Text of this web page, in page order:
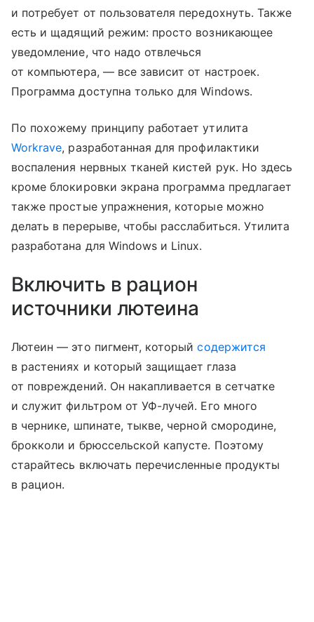
и потребует от пользователя передохнуть. Также
есть и щадящий режим: просто возникающее
уведомление, что надо отвлечься
от компьютера, — все зависит от настроек.
Программа доступна только для Windows.
По похожему принципу работает утилита
Workrave, разработанная для профилактики
воспаления нервных тканей кистей рук. Но здесь
кроме блокировки экрана программа предлагает
также простые упражнения, которые можно
делать в перерыве, чтобы расслабиться. Утилита
разработана для Windows и Linux.
Включить в рацион
источники лютеина
Лютеин — это пигмент, которыйсодержится
в растениях и который защищает глаза
от повреждений. Он накапливается в сетчатке
и служит фильтром от УФ-лучей. Его много
в чернике, шпинате, тыкве, черной смородине,
брокколи и брюссельской капусте. Поэтому
старайтесь включать перечисленные продукты
в рацион.